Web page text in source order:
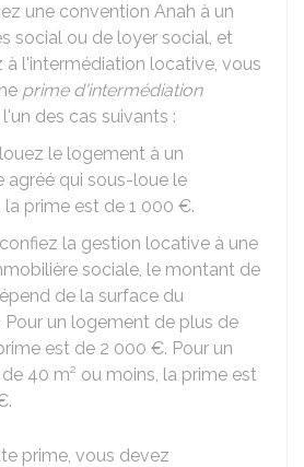
une convention Anah à un
social ou de loyer social, et
à l'intermédiation locative, vous
prime d'intermédiation
des cas suivants :
le logement à un
agréé qui sous-loue le
la prime est de 1 000 €.
la gestion locative à une
sociale, le montant de
de la surface du
Pour un logement de plus de
est de 2 000 €. Pour un
40 m² ou moins, la prime est
.
prime, vous devez